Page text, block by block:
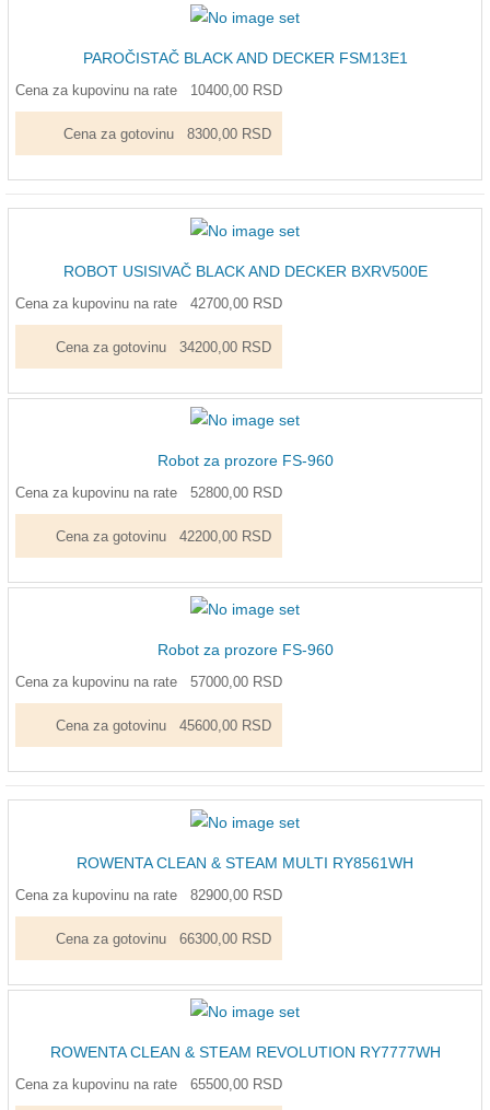
PAROČISTAČ BLACK AND DECKER FSM13E1
Cena za kupovinu na rate 10400,00 RSD
Cena za gotovinu 8300,00 RSD
ROBOT USISIVAČ BLACK AND DECKER BXRV500E
Cena za kupovinu na rate 42700,00 RSD
Cena za gotovinu 34200,00 RSD
Robot za prozore FS-960
Cena za kupovinu na rate 52800,00 RSD
Cena za gotovinu 42200,00 RSD
Robot za prozore FS-960
Cena za kupovinu na rate 57000,00 RSD
Cena za gotovinu 45600,00 RSD
ROWENTA CLEAN & STEAM MULTI RY8561WH
Cena za kupovinu na rate 82900,00 RSD
Cena za gotovinu 66300,00 RSD
ROWENTA CLEAN & STEAM REVOLUTION RY7777WH
Cena za kupovinu na rate 65500,00 RSD